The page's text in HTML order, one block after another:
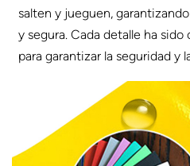
salten y jueguen,
y segura. Cada detalle ha
para garantizar la seguridad y